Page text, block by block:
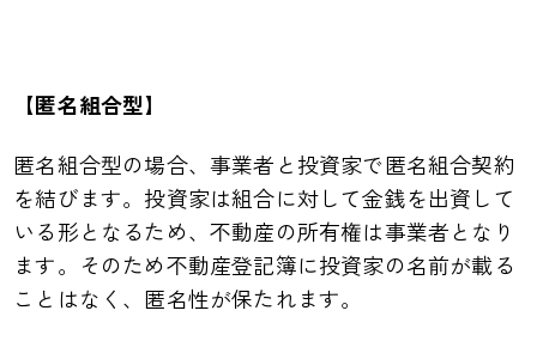
【匿名組合型】
匿名組合型の場合、事業者と投資家で匿名組合契約
を結びます。投資家は組合に対して金銭を出資して
いる形となるため、不動産の所有権は事業者となり
ます。そのため不動産登記簿に投資家の名前が載る
ことはなく、匿名性が保たれます。